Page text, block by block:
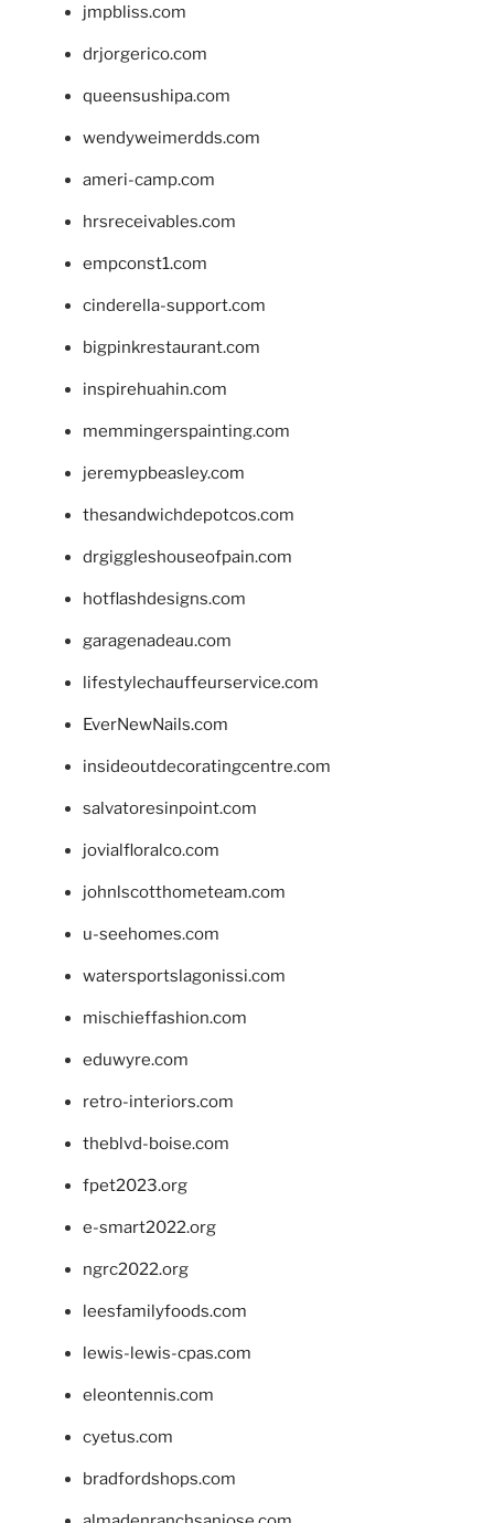
jmpbliss.com
drjorgerico.com
queensushipa.com
wendyweimerdds.com
ameri-camp.com
hrsreceivables.com
empconst1.com
cinderella-support.com
bigpinkrestaurant.com
inspirehuahin.com
memmingerspainting.com
jeremypbeasley.com
thesandwichdepotcos.com
drgiggleshouseofpain.com
hotflashdesigns.com
garagenadeau.com
lifestylechauffeurservice.com
EverNewNails.com
insideoutdecoratingcentre.com
salvatoresinpoint.com
jovialfloralco.com
johnlscotthometeam.com
u-seehomes.com
watersportslagonissi.com
mischieffashion.com
eduwyre.com
retro-interiors.com
theblvd-boise.com
fpet2023.org
e-smart2022.org
ngrc2022.org
leesfamilyfoods.com
lewis-lewis-cpas.com
eleontennis.com
cyetus.com
bradfordshops.com